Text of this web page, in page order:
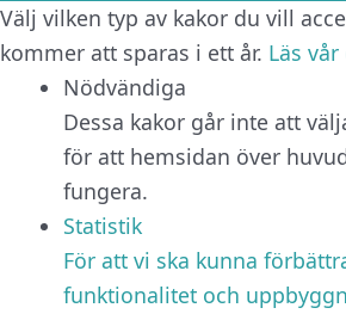
Välj vilken typ av kakor du vill
kommer att sparas i ett år. Läs
Nödvändiga
Dessa kakor går inte att
för att hemsidan över
fungera.
Statistik
För att vi ska kunna
funktionalitet och